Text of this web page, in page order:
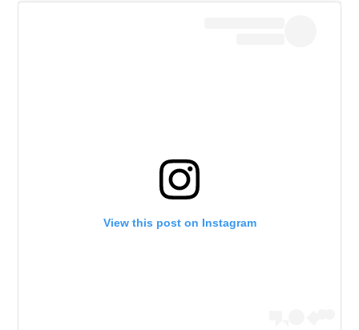
View this post on Instagram